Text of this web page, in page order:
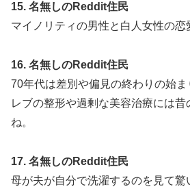
15. 名無しのReddit住民
マイノリティの男性と白人女性の恋
16. 名無しのReddit住民
70年代は差別や偏見の終わりの始
レブの整形や過剰な美容治療には昔
ね。
17. 名無しのReddit住民
母が夫が自分で洗濯するのを見て驚